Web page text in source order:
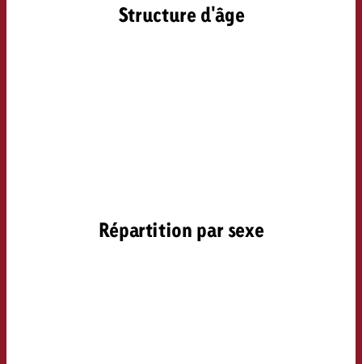
Structure d'âge
Répartition par sexe